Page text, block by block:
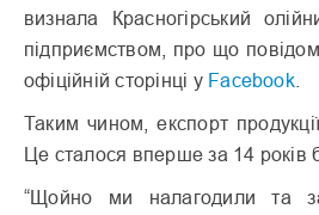
визнала Красногірський
підприємством, про що
офіційній сторінці у Facebook.
Таким чином, експорт
Це сталося вперше за 14 років
“Щойно ми налагодили та